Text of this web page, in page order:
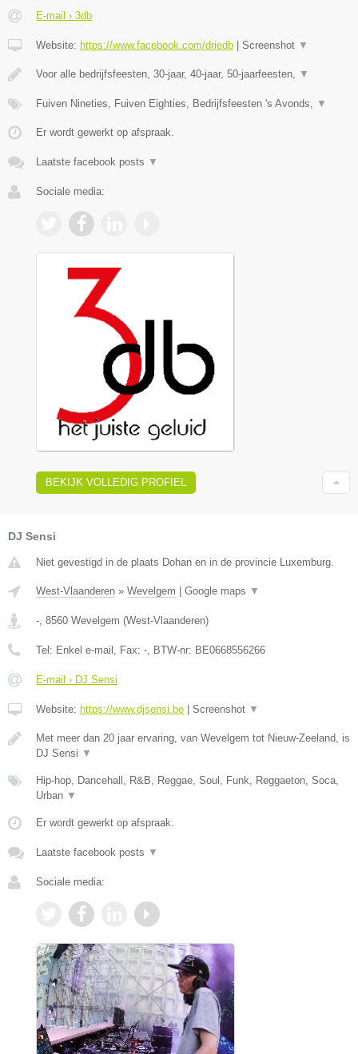
E-mail › 3db
Website: https://www.facebook.com/driedb Screenshot ▼
Voor alle bedrijfsfeesten, 30-jaar, 40-jaar, 50-jaarfeesten, ▼
Fuiven Nineties, Fuiven Eighties, Bedrijfsfeesten 's Avonds, ▼
Er wordt gewerkt op afspraak.
Laatste facebook posts ▼
Sociale media:
BEKIJK VOLLEDIG PROFIEL
DJ Sensi
Niet gevestigd in de plaats Dohan en in de provincie Luxemburg.
West-Vlaanderen » Wevelgem Google maps ▼
- 8560 Wevelgem (West-Vlaanderen)
Tel: Enkel e-mail , Fax: - , BTW-nr: BE0668556266
E-mail › DJ Sensi
Website: https://www.djsensi.be Screenshot ▼
Met meer dan 20 jaar ervaring, van Wevelgem tot Nieuw-Zeeland, is
DJ Sensi ▼
Hip-hop, Dancehall, R&B, Reggae, Soul, Funk, Reggaeton, Soca,
Urban ▼
Er wordt gewerkt op afspraak.
Laatste facebook posts ▼
Sociale media: